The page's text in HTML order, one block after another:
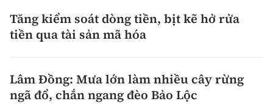
Tăng kiểm soát dòng tiền, bịt kẽ hở rửa
tiền qua tài sản mã hóa
Lâm Đồng: Mưa lớn làm nhiều cây rừng
ngã đổ, chắn ngang đèo Bảo Lộc